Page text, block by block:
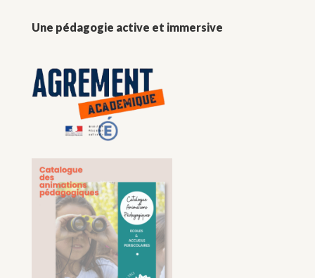
Une pédagogie active et immersive